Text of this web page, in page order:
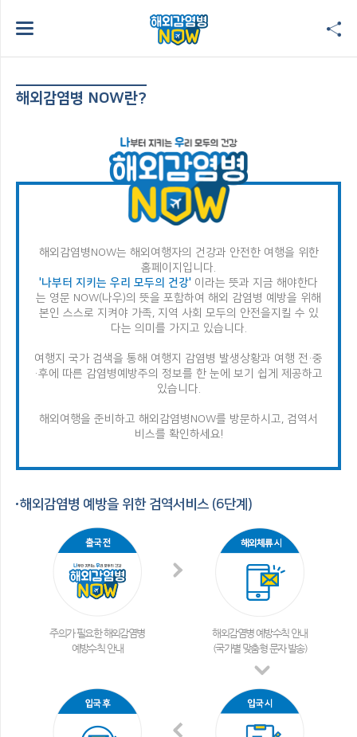
해외감염병 NOW란?
해외감염병NOW는 해외여행자의 건강과 안전한 여행을 위한
홈페이지입니다.
'나부터 지키는 우리 모두의 건강' 이라는 뜻과 지금 해야한다
는 영문 NOW(나우)의 뜻을 포함하여 해외 감염병 예방을 위해
본인 스스로 지켜야 가족, 지역 사회 모두의 안전을지킬 수 있
다는 의미를 가지고 있습니다.
여행지 국가 검색을 통해 여행지 감염병 발생상황과 여행 전·중
·후에 따른 감염병예방주의 정보를 한 눈에 보기 쉽게 제공하고
있습니다.
해외여행을 준비하고 해외감염병NOW를 방문하시고, 검역서
비스를 확인하세요!
해외감염병 예방을 위한 검역서비스 (6단계)
주의가 필요한 해외감염병
예방수칙 안내
해외감염병 예방수칙 안내
(국가별 맞춤형 문자 발송)